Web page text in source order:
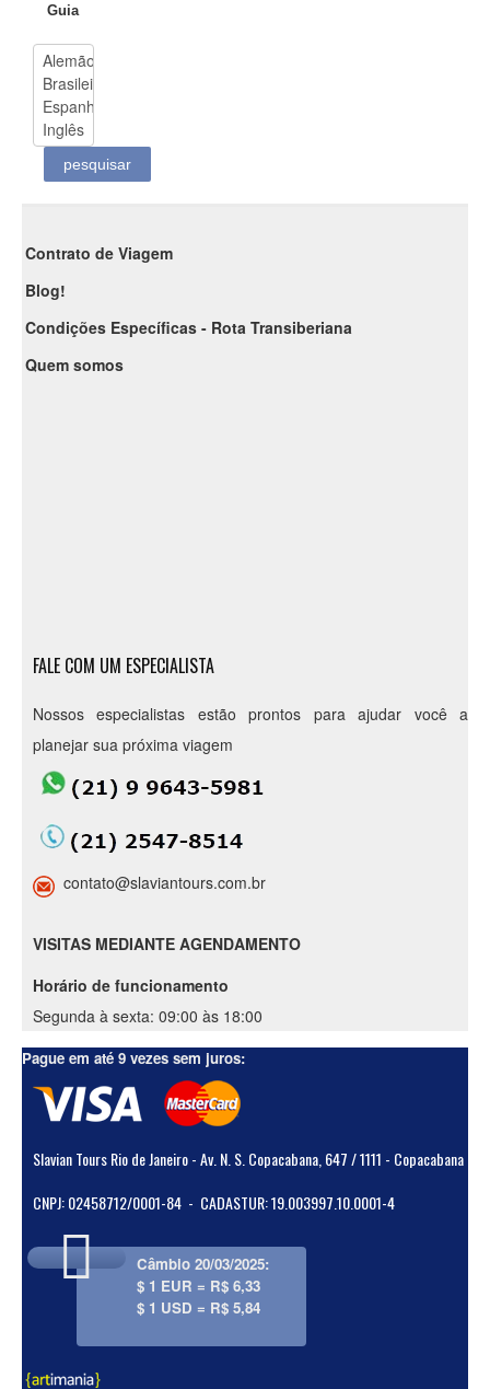
Guia
Contrato de Viagem
Blog!
Condições Específicas - Rota Transiberiana
Quem somos
FALE COM UM ESPECIALISTA
Nossos especialistas estão prontos para ajudar você a
planejar sua próxima viagem
contato@slaviantours.com.br
VISITAS MEDIANTE AGENDAMENTO
Horário de funcionamento
Segunda à sexta: 09:00 às 18:00
Pague em até 9 vezes sem juros:
Slavian Tours Rio de Janeiro - Av. N. S. Copacabana, 647 / 1111 - Copacabana
CNPJ: 02458712/0001-84 - CADASTUR: 19.003997.10.0001-4
Câmbio 20/03/2025:
$ 1 EUR = R$ 6,33
$ 1 USD = R$ 5,84